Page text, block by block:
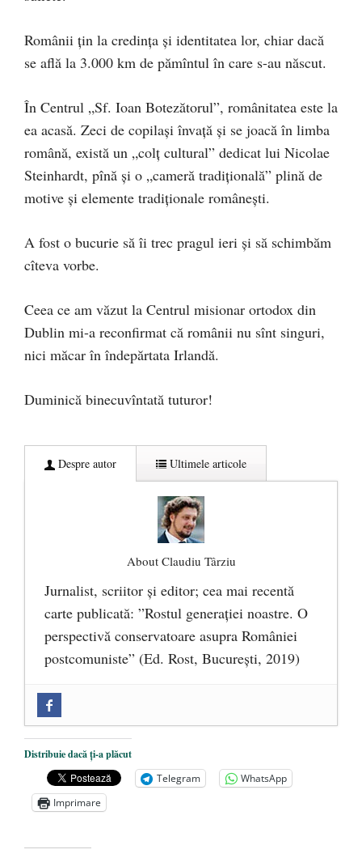
Românii țin la credința și identitatea lor, chiar dacă
se află la 3.000 km de pămîntul în care s-au născut.
În Centrul „Sf. Ioan Botezătorul”, românitatea este la
ea acasă. Zeci de copilași învață și se joacă în limba
română, există un „colț cultural” dedicat lui Nicolae
Steinhardt, pînă și o „cameră tradițională” plină de
motive și elemente tradiționale românești.
A fost o bucurie să îi trec pragul ieri și să schimbăm
cîteva vorbe.
Ceea ce am văzut la Centrul misionar ortodox din
Dublin mi-a reconfirmat că românii nu sînt singuri,
nici măcar în îndepărtata Irlandă.
Duminică binecuvîntată tuturor!
Despre autor Ultimele articole
About Claudiu Târziu
Jurnalist, scriitor şi editor; cea mai recentă
carte publicată: ”Rostul generației noastre. O
perspectivă conservatoare asupra României
postcomuniste” (Ed. Rost, București, 2019)
Târziu cere anchetă a Parchetului
European și reforme pentru a bloca
achizițiile la suprapreț - 13 august 2025
Dragi prieteni din Constanța
România nu știe să își folosească și să își
Distribuie dacă ți-a plăcut
Telegram
WhatsApp
Imprimare